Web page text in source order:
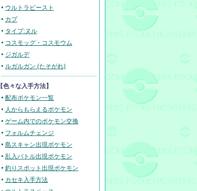
ウルトラビースト
カプ
タイプ:ヌル
コスモッグ・コスモウム
ジガルデ
ルガルガン (たそがれ)
【色々な入手方法】
配布ポケモン一覧
人からもらえるポケモン
ゲーム内でのポケモン交換
フォルムチェンジ
島スキャン出現ポケモン
乱入バトル出現ポケモン
釣りスポット出現ポケモン
カセキ入手方法